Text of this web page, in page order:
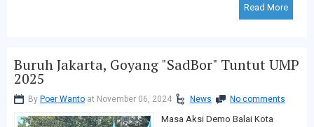
Read More
Buruh Jakarta, Goyang "SadBor" Tuntut UMP
2025
By Poer Wanto at November 06, 2024 News No comments
Masa Aksi Demo Balai Kota